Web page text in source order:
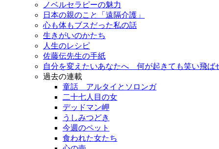
ノベルセラピーの魅力
日本の親のこと「遠隔介護」
心も体もブスだった私の話
生きがいのかたち
人生のレシピ
佐藤伝先生の手紙
自分を変えたいあなたへ 何が起きても笑い飛ば
過去の連載
童話 アルタイとソロンガ
二十七人目の女
デッドマン岬
うしみつどき
今週のペット
食われた女たち